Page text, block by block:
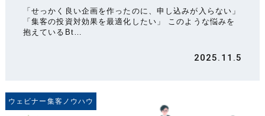
「せっかく良い企画を作ったのに、申し込みが入らない」
「集客の投資対効果を最適化したい」 このような悩みを
抱えているBt…
2025.11.5
ウェビナー集客ノウハウ